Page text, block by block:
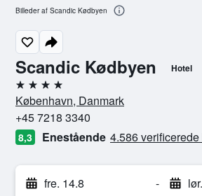
Scandic Kødbyen Hotel
4 stjerner
København, Danmark
+45 7218 3340
8,3 Enestående 4.586
fre. 14.8 -
Billeder af Scandic Kødbyen